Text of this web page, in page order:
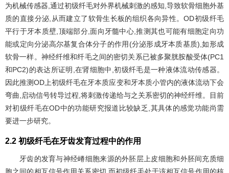
为机械传感器,通过初级纤毛对外界机械刺激的感知,导致软骨细胞外基
质的直接分泌,从而建立了软骨生长板的组织各向异性。OD初级纤毛
平行于牙本质壁,顶端部分,面向牙髓中心,推测其也可能有细胞定向功
能或定向分泌高尔基复合体分子的作用(分泌形成牙本质基质),如形成
软骨一样。神经纤维和纤毛之间的密切关系已被多聚胱胺酸受体(PC1
和PC2)的表达所证明,在肾细胞中,初级纤毛是一种液体流动传感器。
因此推测OD上初级纤毛在牙本质应变和牙本质小管内的液体流动下会
弯曲,启动信号转导过程,将刺激传递给与之关系密切的神经纤维。目前
对初级纤毛在OD中的功能研究报道比较缺乏,其具体的感觉功能尚需
要进一步研究。
2.2 初级纤毛在牙齿发育过程中的作用
牙齿的发育与神经嵴细胞来源的外胚层上皮细胞和外胚间充质细
胞之间的相互信号作用关系密切,而初级纤毛处于该相互信号作用的核